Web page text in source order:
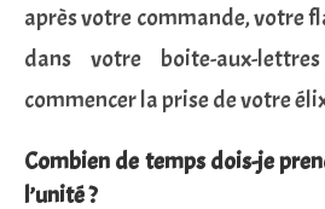
après votre commande, votre
dans votre boite-aux-
commencer la prise de votre
Combien de temps dois-je
l’unité ?